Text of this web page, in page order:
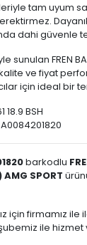
tam uyum
dahi güvenle
sunulan FREN
kalite ve fiyat
için ideal bir
18.9 BSH
A0084201820
barkodlu
SPORT
için firmamız ile
ile